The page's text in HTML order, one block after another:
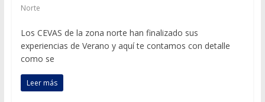
Norte
Los CEVAS de la zona norte han finalizado sus
experiencias de Verano y aquí te contamos con detalle
como se
Leer más